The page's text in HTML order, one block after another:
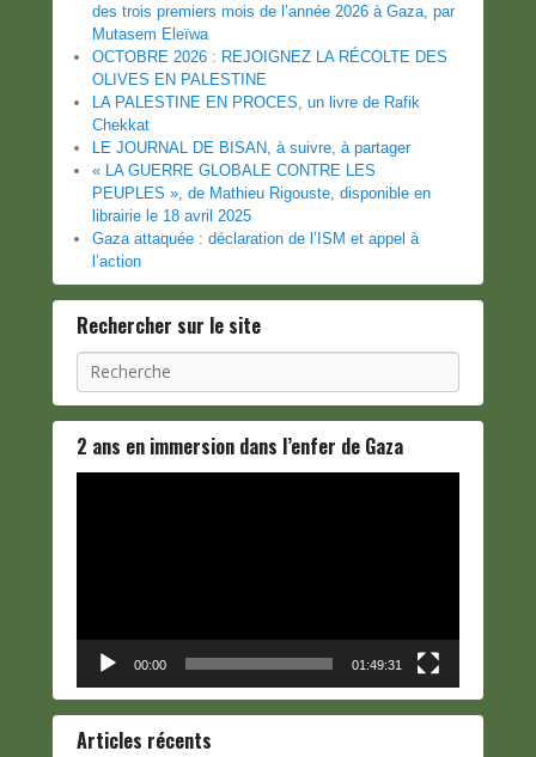
des trois premiers mois de l’année 2026 à Gaza, par
Mutasem Eleïwa
OCTOBRE 2026 : REJOIGNEZ LA RÉCOLTE DES
OLIVES EN PALESTINE
LA PALESTINE EN PROCES, un livre de Rafik
Chekkat
LE JOURNAL DE BISAN, à suivre, à partager
« LA GUERRE GLOBALE CONTRE LES
PEUPLES », de Mathieu Rigouste, disponible en
librairie le 18 avril 2025
Gaza attaquée : déclaration de l’ISM et appel à
l’action
Rechercher sur le site
Recherche
2 ans en immersion dans l’enfer de Gaza
00:00 01:49:31
Articles récents